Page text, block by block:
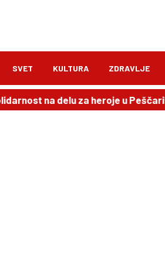
SVET KULTURA ZDRAVLJE
na delu za heroje u Peščari!